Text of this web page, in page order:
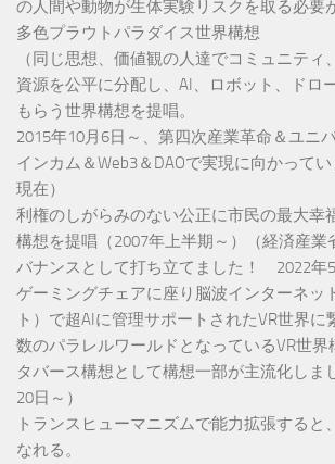
の人間や動物が生体実験リスクを取る必要
多色プラウトパラダイス世界構想
（同じ思想、価値観の人達でコミュニティ
資源を公平に分配し、AI、ロボット、ドロ
もらう世界構想を提唱。
2015年10月6日～、第四次産業革命＆ユニ
インカム＆Web3＆DAOで実現に向かって
現在）
利権のしがらみのない公正に市民の最大幸
構想を提唱（2007年上半期～）（経済産業
バナンスとして打ち立てました！ 2022年5
ゲーミングチェアに座り脳波インターネッ
ト）で超AIに管理サポートされたVR世界
数のパラレルワールドとなっているVR世界
タバース構想として構想一部が主流化し
20日～）
トランスヒューマニズムで能力拡張すると
なれる。